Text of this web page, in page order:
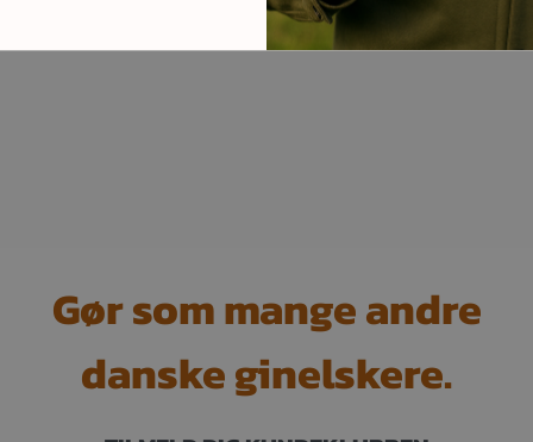
Gør som mange andre
danske ginelskere.